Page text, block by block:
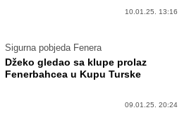
10.01.25. 13:16
Sigurna pobjeda Fenera
Džeko gledao sa klupe prolaz
Fenerbahcea u Kupu Turske
09.01.25. 20:24